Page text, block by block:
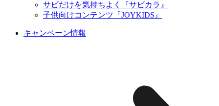
サビだけを気持ちよく『サビカラ』
子供向けコンテンツ『JOYKIDS』
キャンペーン情報